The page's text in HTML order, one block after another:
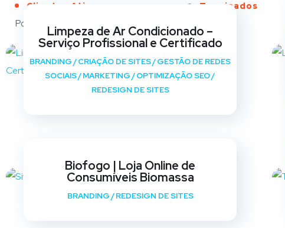
Clientes Ativos Terminados
Portfólio
Limpeza de Ar Condicionado –
Serviço Profissional e Certificado
BRANDING/CRIAÇÃO DE SITES/GESTÃO DE REDES
SOCIAIS/MARKETING/OPTIMIZAÇÃO SEO/
REDESIGN DE SITES
Biofogo | Loja Online de
Consumíveis Biomassa
BRANDING/REDESIGN DE SITES